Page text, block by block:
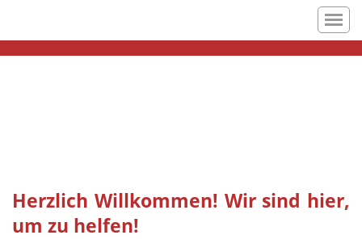
Herzlich Willkommen! Wir sind hier,
um zu helfen!